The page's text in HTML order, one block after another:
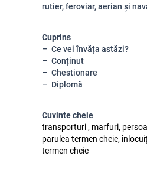
rutier, feroviar, aerian și
Cuprins
Ce vei învăța astăzi?
Conținut
Chestionare
Diplomă
Cuvinte cheie
transporturi , marfuri,
parulea termen cheie,
termen cheie